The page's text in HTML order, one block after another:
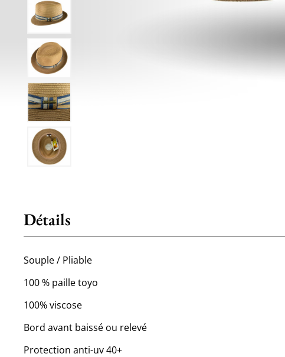
Détails
Souple / Pliable
100 % paille toyo
100% viscose
Bord avant baissé ou relevé
Protection anti-uv 40+